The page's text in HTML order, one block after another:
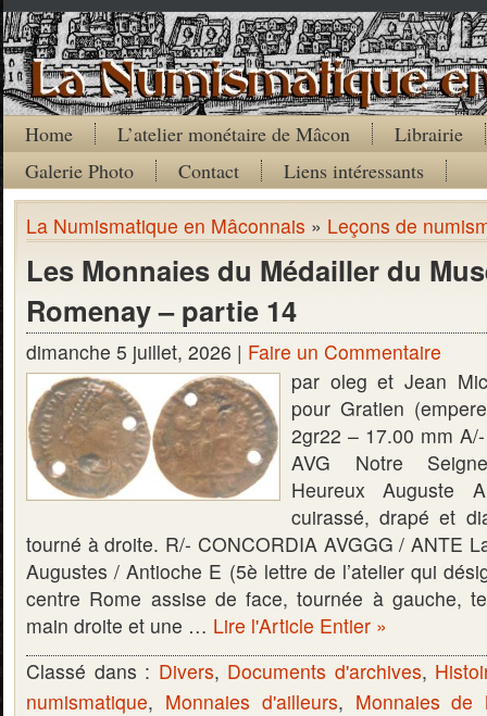
Home L’atelier monétaire de Mâcon
Librairie
Galerie Photo
Contact Liens intéressants
La Numismatique en Mâconnais » Leçons de
Les Monnaies du Médailler du
Romenay – partie 14
dimanche 5 juillet, 2026 | Faire un Commentaire
par oleg et Jean
pour Gratien
2gr22 – 17.00 mm
AVG Notre
Heureux Auguste
cuirassé, drapé et
tourné à droite. R/- CONCORDIA AVGGG / ANTE
Augustes / Antioche E (5è lettre de l’atelier qui
centre Rome assise de face, tournée à gauche,
main droite et une … Lire l'Article Entier »
Classé dans : Divers, Documents d'archives,
numismatique, Monnaies d'ailleurs, Monnaies de